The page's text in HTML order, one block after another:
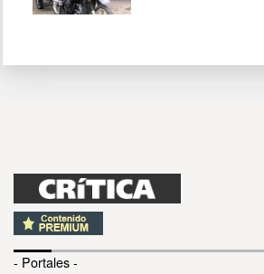
- Portales -